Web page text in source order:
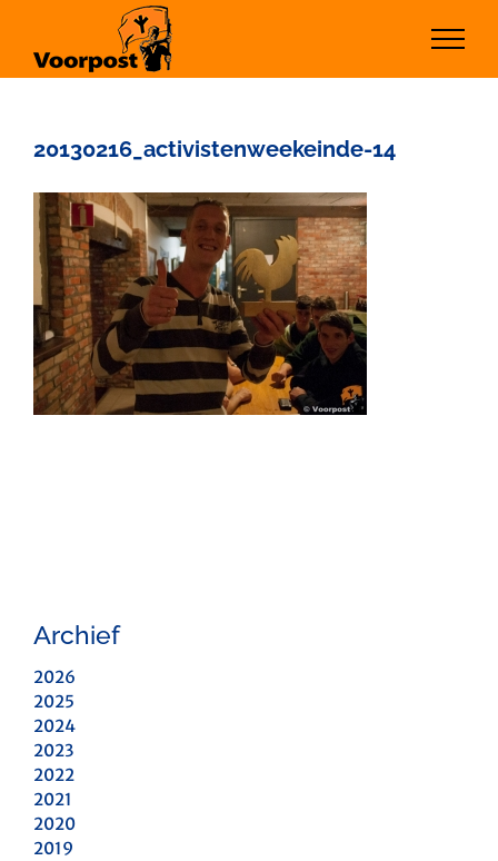
inhoud
20130216_activistenweekeinde-14
Archief
2026
2025
2024
2023
2022
2021
2020
2019